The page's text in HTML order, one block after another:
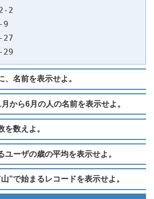
2
9
27
29
、名前を表示せよ。
から6月の人の名前を表示せよ。
を数えよ。
ユーザの歳の平均を表示せよ。
”で始まるレコードを表示せよ。